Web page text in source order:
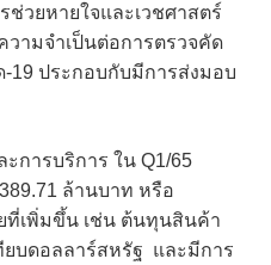
วยหายใจและเวชศาสตร์
ามจำเป็นต่อการตรวจคัด
19 ประกอบกับมีการส่งมอบ
การบริการ ใน Q1/65
ล้านบาท หรือ
ที่เพิ่มขึ้น เช่น ต้นทุนสินค้า
ยบดอลลาร์สหรัฐ และมีการ